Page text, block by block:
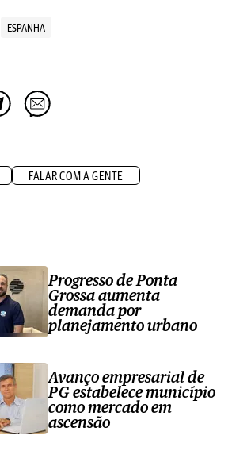
ESPANHA
FALAR COM A GENTE
Progresso de Ponta
Grossa aumenta
demanda por
planejamento urbano
Avanço empresarial de
PG estabelece município
como mercado em
ascensão